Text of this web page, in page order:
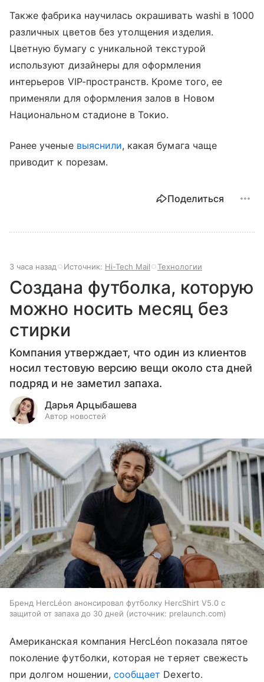
Также фабрика научилась окрашивать washi в 1000
различных цветов без утолщения изделия.
Цветную бумагу с уникальной текстурой
используют дизайнеры для оформления
интерьеров VIP-пространств. Кроме того, ее
применяли для оформления залов в Новом
Национальном стадионе в Токио.
Ранее ученые выяснили, какая бумага чаще
приводит к порезам.
Поделиться
3 часа назад Источник: Hi-Tech Mail Технологии
Создана футболка, которую
можно носить месяц без
стирки
Компания утверждает, что один из клиентов
носил тестовую версию вещи около ста дней
подряд и не заметил запаха.
Дарья Арцыбашева
Автор новостей
Бренд HercLéon анонсировал футболку HercShirt V5.0 с
защитой от запаха до 30 дней
источник: prelaunch.com
Американская компания HercLéon показала пятое
поколение футболки, которая не теряет свежесть
при долгом ношении, сообщает Dexerto.